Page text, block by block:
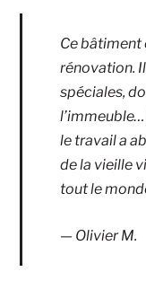
Ce bâtiment
rénovation.
spéciales,
le travail a
de la vieille
tout le
Olivier M.